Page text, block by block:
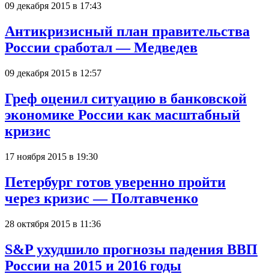
09 декабря 2015 в 17:43
Антикризисный план правительства
России сработал — Медведев
09 декабря 2015 в 12:57
Греф оценил ситуацию в банковской
экономике России как масштабный
кризис
17 ноября 2015 в 19:30
Петербург готов уверенно пройти
через кризис — Полтавченко
28 октября 2015 в 11:36
S&P ухудшило прогнозы падения ВВП
России на 2015 и 2016 годы